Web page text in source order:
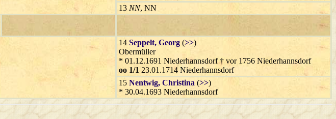
13 NN, NN
14 Seppelt, Georg (>>)
Obermüller
* 01.12.1691 Niederhannsdorf † vor 1756 Niederhannsdorf
oo 1/1 23.01.1714 Niederhannsdorf
15 Nentwig, Christina (>>)
* 30.04.1693 Niederhannsdorf